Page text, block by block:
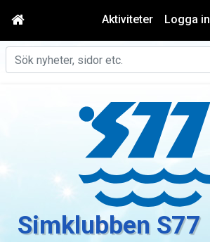
Aktiviteter Logga in
Simklubben S77